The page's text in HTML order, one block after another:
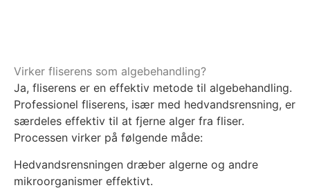
Virker fliserens som algebehandling?
Ja, fliserens er en effektiv metode til algebehandling.
Professionel fliserens, især med hedvandsrensning, er
særdeles effektiv til at fjerne alger fra fliser.
Processen virker på følgende måde:
Hedvandsrensningen dræber algerne og andre
mikroorganismer effektivt.